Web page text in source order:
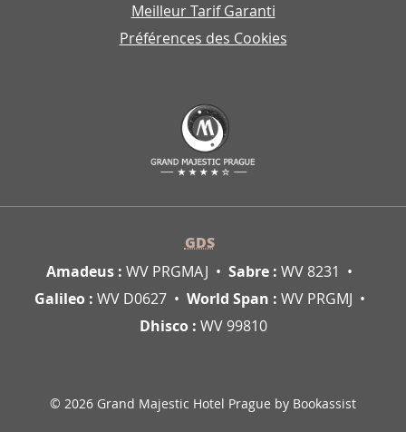
Meilleur Tarif Garanti
Préférences des Cookies
GDS
Amadeus : WV PRGMAJ Sabre : WV 8231
Galileo : WV D0627 World Span : WV PRGMJ
Dhisco : WV 99810
© 2026 Grand Majestic Hotel Prague by Bookassist